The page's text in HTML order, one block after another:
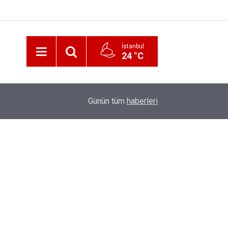
İstanbul
24 °C
Sıcak Havalarda Ödem Şikayetini Hafife
Günün tüm haberleri